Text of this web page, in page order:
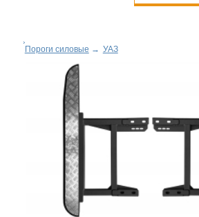
Пороги силовые → УАЗ